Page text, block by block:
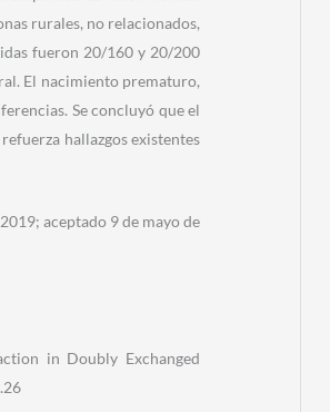
rurales, no relacionados,
fueron 20/160 y 20/200
El nacimiento prematuro,
Se concluyó que el
hallazgos existentes
aceptado 9 de mayo de
in Doubly Exchanged